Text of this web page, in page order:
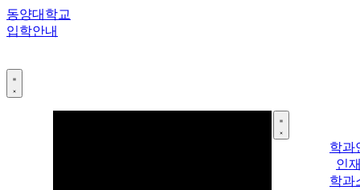
콘
텐
건
너
동양대학교
입학안내
학과
인
학과